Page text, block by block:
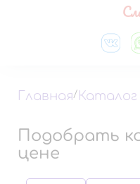
Главная/ Каталог
Подобрать
цене